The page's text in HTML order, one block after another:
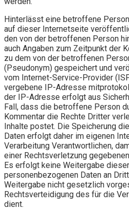
Hinterlässt eine betroffene
auf dieser Internetseite
den von der betroffenen Person
auch Angaben zum Zeitpunkt der
zu dem von der betroffenen
(Pseudonym) gespeichert und
vom Internet-Service-Provider
vergebene IP-Adresse
der IP-Adresse erfolgt aus
Fall, dass die betroffene Person
Kommentar die Rechte Dritter
Inhalte postet. Die Speicherung
Daten erfolgt daher im eigenen
Verarbeitung Verantwortlichen,
einer Rechtsverletzung
Es erfolgt keine Weitergabe
personenbezogenen Daten an
Weitergabe nicht gesetzlich
Rechtsverteidigung des für die
dient.